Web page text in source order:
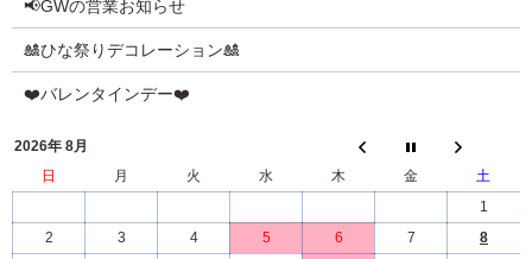
📢GWの営業お知らせ
🎎ひな祭りデコレーション🎎
❤️バレンタインデー❤️
2026年 8月
日
月 火 水 木 金
土
1
2
3 4 5 6 7
8